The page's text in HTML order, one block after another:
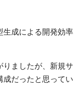
成による開発効率
りましたが、新規サ
成だったと思ってい